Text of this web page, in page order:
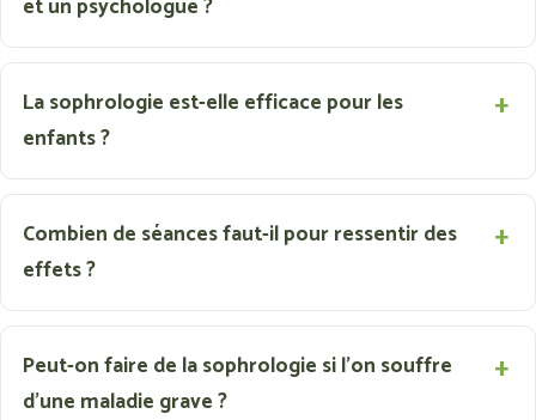
et un psychologue ?
La sophrologie est-elle efficace pour les
enfants ?
Combien de séances faut-il pour ressentir des
effets ?
Peut-on faire de la sophrologie si l'on souffre
d'une maladie grave ?